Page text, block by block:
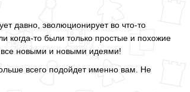
давно, эволюционирует во что-то
когда-то были только простые и похожие
все новыми и новыми идеями!
всего подойдет именно вам. Не